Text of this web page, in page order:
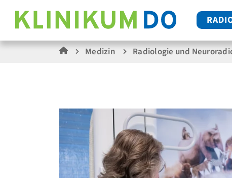
Medizin Radiologie und